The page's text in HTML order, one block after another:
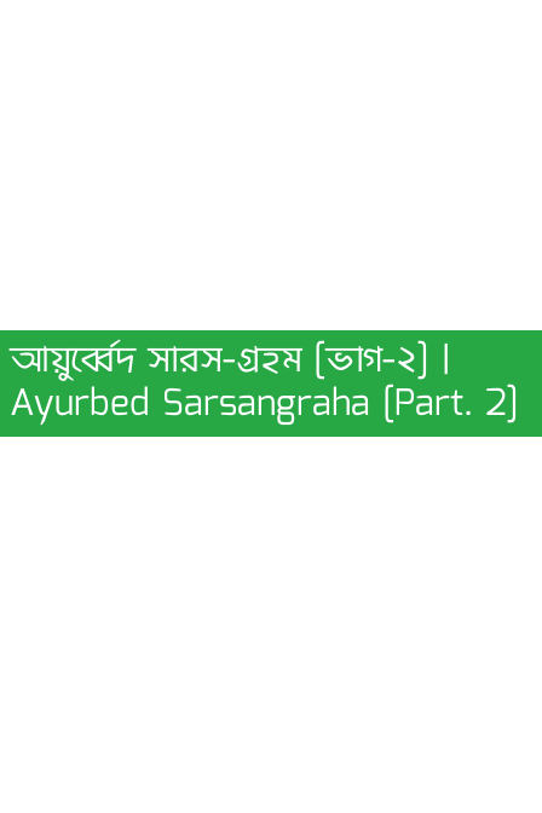
আয়ুর্ব্বেদ সারস-গ্রহম [ভাগ-২] |
Ayurbed Sarsangraha [Part. 2]